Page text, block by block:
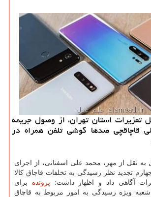
تعزیرات استان تهران، از وصول جریمه
ریالی قاچاقچی صدها گوشی تلفن همراه در
نقل از مهر، محمد علی اسفنانی، از اجرای
تجدید نظر رسیدگی به تخلفات قاچاق کالا
آگاهی داد و اظهار داشت: پرونده برای
شعبه ویژه رسیدگی به امور مربوط به قاچاق